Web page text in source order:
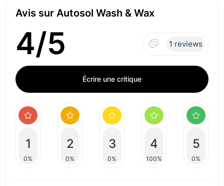
Avis sur Autosol Wash & Wax
4/5 1 reviews
Écrire une critique
1
0%
2
0%
3
0%
4
100%
5
0%